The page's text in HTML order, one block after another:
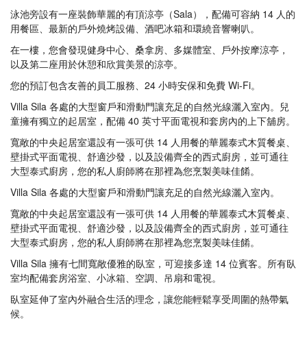
泳池旁設有一座裝飾華麗的有頂涼亭（Sala），配備可容納 14 人的
用餐區、最新的戶外燒烤設備、酒吧冰箱和環繞音響喇叭。
在一樓，您會發現健身中心、桑拿房、多媒體室、戶外按摩涼亭，
以及第二座用於休憩和欣賞美景的涼亭。
您的預訂包含友善的員工服務、24 小時安保和免費 Wi-Fi。
Villa Sila 各處的大型窗戶和滑動門讓充足的自然光線灑入室內。兒
童擁有獨立的起居室，配備 40 英寸平面電視和套房內的上下舖房。
寬敞的中央起居室還設有一張可供 14 人用餐的華麗泰式木質餐桌、
壁掛式平面電視、舒適沙發，以及設備齊全的西式廚房，並可通往
大型泰式廚房，您的私人廚師將在那裡為您烹製美味佳餚。
Villa Sila 各處的大型窗戶和滑動門讓充足的自然光線灑入室內。
寬敞的中央起居室還設有一張可供 14 人用餐的華麗泰式木質餐桌、
壁掛式平面電視、舒適沙發，以及設備齊全的西式廚房，並可通往
大型泰式廚房，您的私人廚師將在那裡為您烹製美味佳餚。
Villa Sila 擁有七間寬敞優雅的臥室，可迎接多達 14 位賓客。所有臥
室均配備套房浴室、小冰箱、空調、吊扇和電視。
臥室延伸了室內外融合生活的理念，讓您能輕鬆享受周圍的熱帶氣
候。